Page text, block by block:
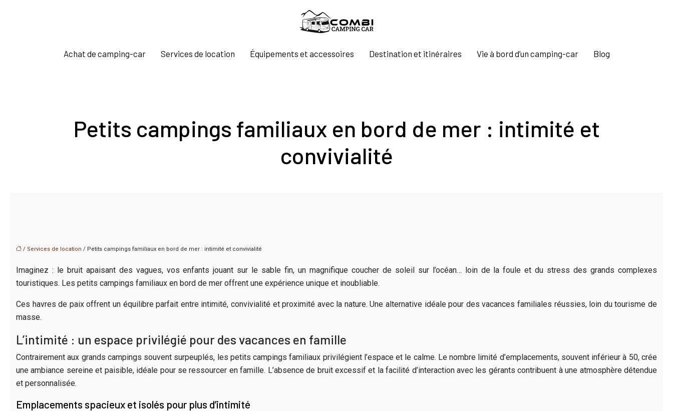
Achat de camping-car Services de location Équipements et accessoires Destination et itinéraires Vie à bord d’un camping-car Blog
Petits campings familiaux en bord de mer : intimité et
convivialité
/ Services de location / Petits campings familiaux en bord de mer : intimité et convivialité
Imaginez : le bruit apaisant des vagues, vos enfants jouant sur le sable fin, un magnifique coucher de soleil sur l’océan… loin de la foule et du stress des grands complexes
touristiques. Les petits campings familiaux en bord de mer offrent une expérience unique et inoubliable.
Ces havres de paix offrent un équilibre parfait entre intimité, convivialité et proximité avec la nature. Une alternative idéale pour des vacances familiales réussies, loin du tourisme de
masse.
L’intimité : un espace privilégié pour des vacances en famille
Contrairement aux grands campings souvent surpeuplés, les petits campings familiaux privilégient l’espace et le calme. Le nombre limité d’emplacements, souvent inférieur à 50, crée
une ambiance sereine et paisible, idéale pour se ressourcer en famille. L’absence de bruit excessif et la facilité d’interaction avec les gérants contribuent à une atmosphère détendue
et personnalisée.
Emplacements spacieux et isolés pour plus d’intimité